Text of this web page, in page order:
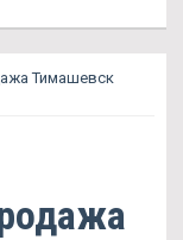
Тимашевск